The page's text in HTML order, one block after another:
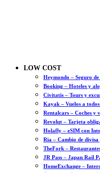
LOW COST
Heymondo – Seguro
Booking – Hoteles y
Civitatis – Tours y
Kayak – Vuelos a todos
Rentalcars – Coches y
Revolut – Tarjeta
Holafly – eSIM con
Ria – Cambio de divisa
TheFork –
JR Pass – Japan Rail
HomeExchange –